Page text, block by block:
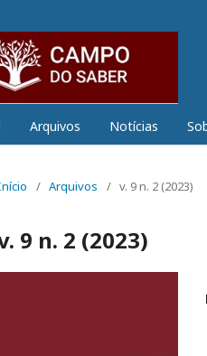
Arquivos Notícias
/ Arquivos / v. 9 n. 2 (2023)
9 n. 2 (2023)